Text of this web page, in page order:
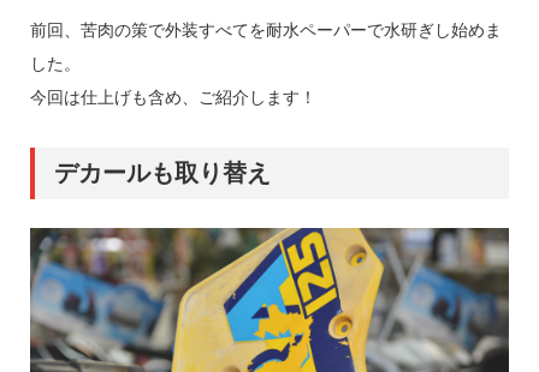
前回、苦肉の策で外装すべてを耐水ペーパーで水研ぎし始めま
した。
今回は仕上げも含め、ご紹介します！
デカールも取り替え